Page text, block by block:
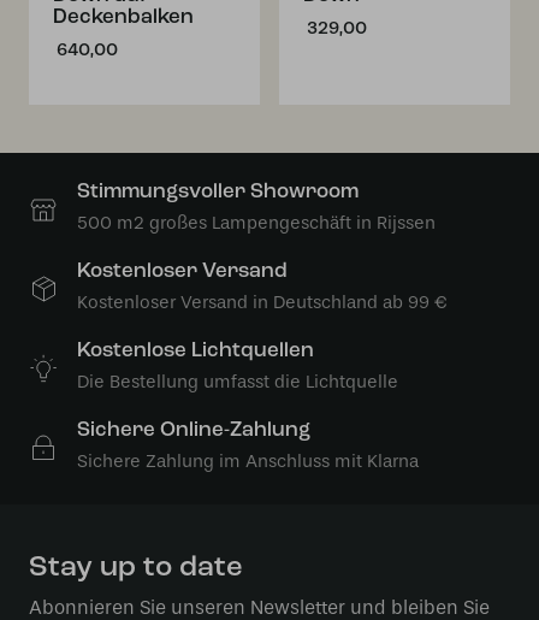
Deckenbalken
640,00
329,00
Stimmungsvoller Showroom
500 m2 großes Lampengeschäft in Rijssen
Kostenloser Versand
Kostenloser Versand in Deutschland ab 99 €
Kostenlose Lichtquellen
Die Bestellung umfasst die Lichtquelle
Sichere Online-Zahlung
Sichere Zahlung im Anschluss mit Klarna
Stay up to date
Abonnieren Sie unseren Newsletter und bleiben Sie